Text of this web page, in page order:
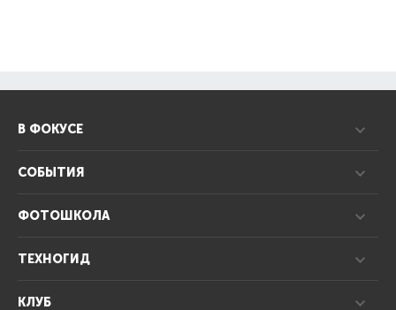
В ФОКУСЕ
СОБЫТИЯ
ФОТОШКОЛА
ТЕХНОГИД
КЛУБ